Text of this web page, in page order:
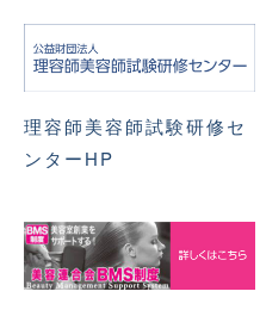
理容師美容師試験研修セ
ンターHP